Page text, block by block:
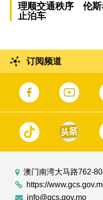
理顺交通秩序 伦斯
止泊车
订阅频道
澳门南湾大马路762-
https://
info@gcs.gov.mo